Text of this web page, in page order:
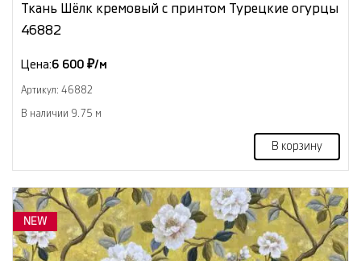
Ткань Шёлк кремовый с принтом Турецкие огурцы
46882
Цена:6 600 ₽/м
Артикул: 46882
В наличии 9.75 м
В корзину
NEW